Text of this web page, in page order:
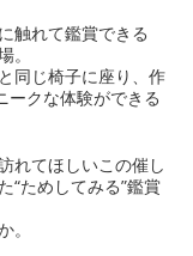
触れて鑑賞できる
。
同じ椅子に座り、作
ークな体験ができる
れてほしいこの催し
“ためしてみる”鑑賞
。